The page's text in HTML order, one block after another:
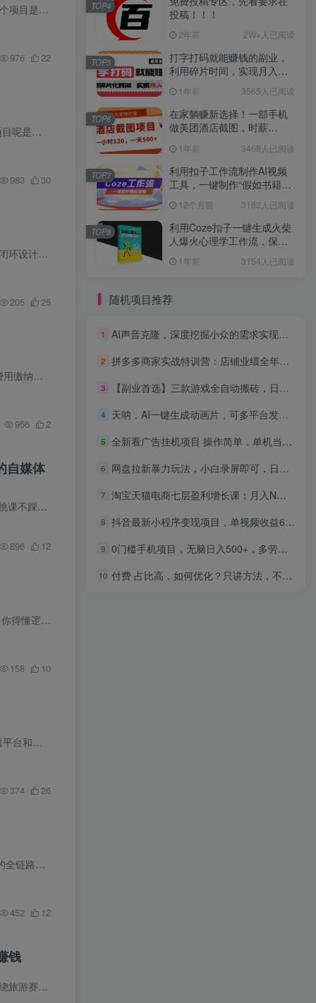
人群精准，转...
976 22
一个粉丝...
983 30
本套从 0 到 1 做能变现的自媒体实战课程，专为自媒体新手打造，全程聚焦可落地的变现逻辑，从底层闭环设计到全链路运营全覆盖。课程教你精准挑选赛道、布局账号，掌握小红书爆款短视频 / 封面...
205 25
课程介绍： TikTok东南亚跨境从0-1认知实操课，平台认知、市场分析起步，详细拆解了从店铺注册、费用缴纳到后台设置的全流程。你将学到如何高效上架商品、设置定价与促销，并掌握通过“联盟营销...
956 2
自媒体
通人设计。内容涵...
896 12
2026年的知识付费赛道早已不是谁有内容谁就能赢的时代了。 今天想真正跑出来，光会讲课远远不够，你得懂逻辑、有人设、会
158 10
不用露脸、零...
374 26
本套旅游赛道实战培训课程，专为旅游从业者、创业者量身打造，聚焦旅游业务从流量获取到团队运营的全链路核心能力。课程先拆解旅游赛道底层逻辑，再传授小红书种草、视频号短视频两大流量秘籍，...
452 12
钱
课程简介 本课程《比高旅游培训》是一套聚焦于旅游行业线上获客与商业转化的实战培训体系。课程围绕旅游赛道核心逻辑展开，深入剖析行业特有的商业模式与用户决策路径，并通过实战教学分享两大...
投稿！！！
2年前 2W+人已阅读
TOP4
打字打码就能赚钱的副业，
利用碎片时间，实现月入过
1年前 3565人已阅读
TOP5
在家躺赚新选择！一部手机
做美团酒店截图，时薪
1年前 3468人已阅读
TOP6
利用扣子工作流制作AI视频
工具，一键制作“假如书籍会
12个月前 3162人已阅读
TOP7
利用Coze扣子一键生成火柴
人爆火心理学工作流，保姆
1年前 3154人已阅读
TOP8
随机项目推荐
1 AI声音克隆，深度挖掘小众的需求实现月入过万
2 拼多多商家实战特训营：店铺业绩全年无淡季，年增长200%+单店年利润突破百万(26年1月更新
3 【副业首选】三款游戏全自动搬砖，日入 1000+，长久稳定项目！
4 天呐，AI一键生成动画片，可多平台发布，小白轻松日入1000+
5 全新看广告挂机项目 操作简单，单机当天收益300+，体现当天到账，可矩阵操作
6 网盘拉新暴力玩法，小白录屏即可，日入1000千元不是梦
7 淘宝天猫电商七层盈利增长课：月入N万的爆款底层逻辑，提升销量
8 抖音最新小程序变现项目，单视频收益6w＋
9 0门槛手机项目，无脑日入500+，多劳多得，有手就行
10 付费 占比高，如何优化？只讲方法，不说废话，高效解决问题